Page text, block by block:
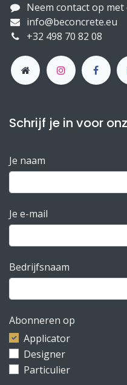
Neem contact op met
info@beconcrete.eu
+32 498 70 82 08
Schrijf je in voor
Je naam
Je e-mail
Bedrijfsnaam
Abonneren op
Applicator
Designer
Particulier